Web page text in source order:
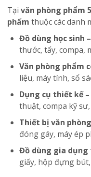
Tại văn phòng phẩm
phẩm thuộc các danh
Đồ dùng học sinh
thước, tẩy, compa,
Văn phòng phẩm
liệu, máy tính, sổ
Dụng cụ thiết kế
thuật, compa kỹ
Thiết bị văn
đóng gáy, máy ép
Đồ dùng gia dụng
giấy, hộp đựng